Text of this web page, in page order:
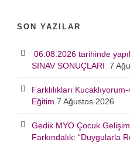
SON YAZILAR
06.08.2026 tarihinde
SINAV SONUÇLARI 7
Farklılıkları
Eğitim 7 Ağustos 2026
Gedik MYO Çocuk
Farkındalık: “Duygularla